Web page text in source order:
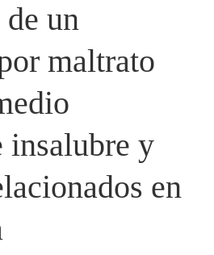
un
maltrato
insalubre y
en